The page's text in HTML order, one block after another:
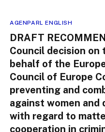
AGENPARL ENGLISH
DRAFT
Council decision on
behalf of the
Council of Europe
preventing and
against women and
with regard to
cooperation in